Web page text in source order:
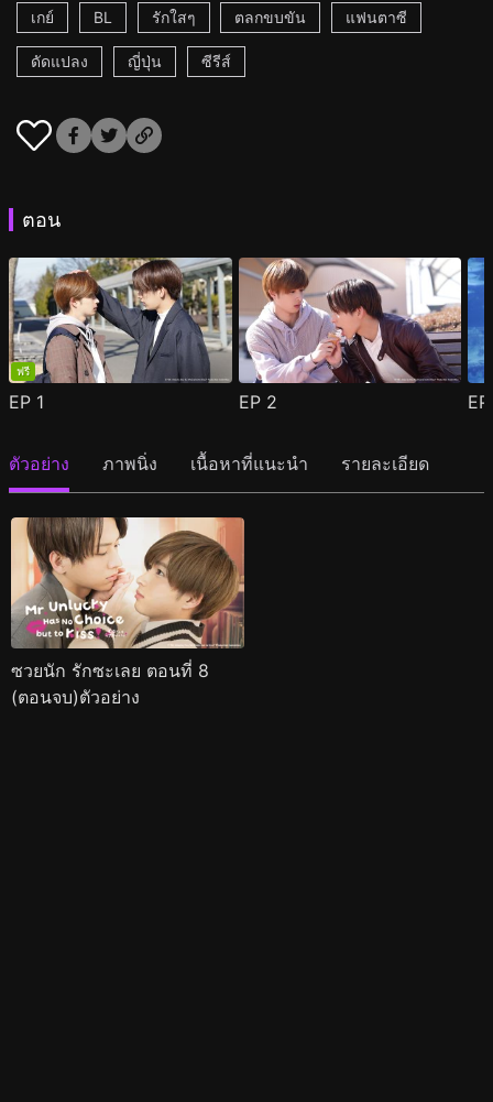
เกย์
BL รักใสๆ ตลกขบขัน แฟนตาซี
ดัดแปลง ญี่ปุ่น ซีรีส์
ตอน
ฟรี
EP 1 EP 2
ตัวอย่าง ภาพนิ่ง เนื้อหาที่แนะนำ รายละเอียด
ซวยนัก รักซะเลย ตอนที่ 8
(ตอนจบ)ตัวอย่าง